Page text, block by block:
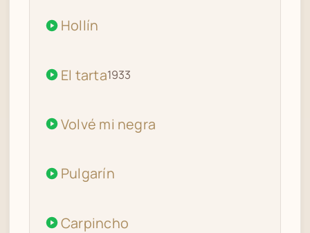
Hollín
El tarta1933
Volvé mi negra
Pulgarín
Carpincho